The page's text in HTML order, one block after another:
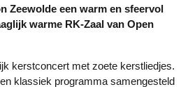
Zeewolde een warm en sfeervol
warme RK-Zaal van Open
klassiek programma samengesteld